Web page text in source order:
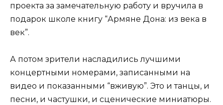
проекта за замечательную работу и вручила в
подарок школе книгу “Армяне Дона: из века в
век”.
А потом зрители насладились лучшими
концертными номерами, записанными на
видео и показанными “вживую”. Это и танцы, и
песни, и частушки, и сценические миниатюры.